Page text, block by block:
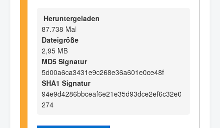
Heruntergeladen
87.738 Mal
Dateigröße
2,95 MB
MD5 Signatur
5d00a6ca3431e9c268e36a601e0ce48f
SHA1 Signatur
94e9d4286bbceaf6e21e35d93dce2ef6c32e0
274